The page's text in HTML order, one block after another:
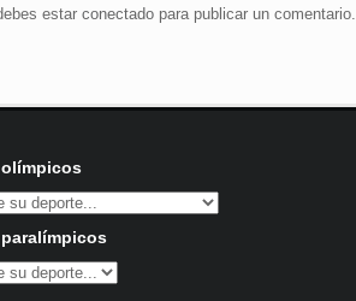
estar conectadopara publicar un comentario.